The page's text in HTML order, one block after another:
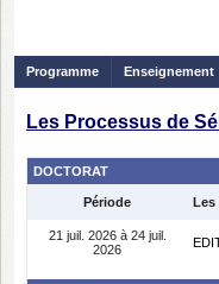
Programme Enseignement
Les Processus de
DOCTORAT
Période Les
21 juil. 2026 à 24 juil.
2026